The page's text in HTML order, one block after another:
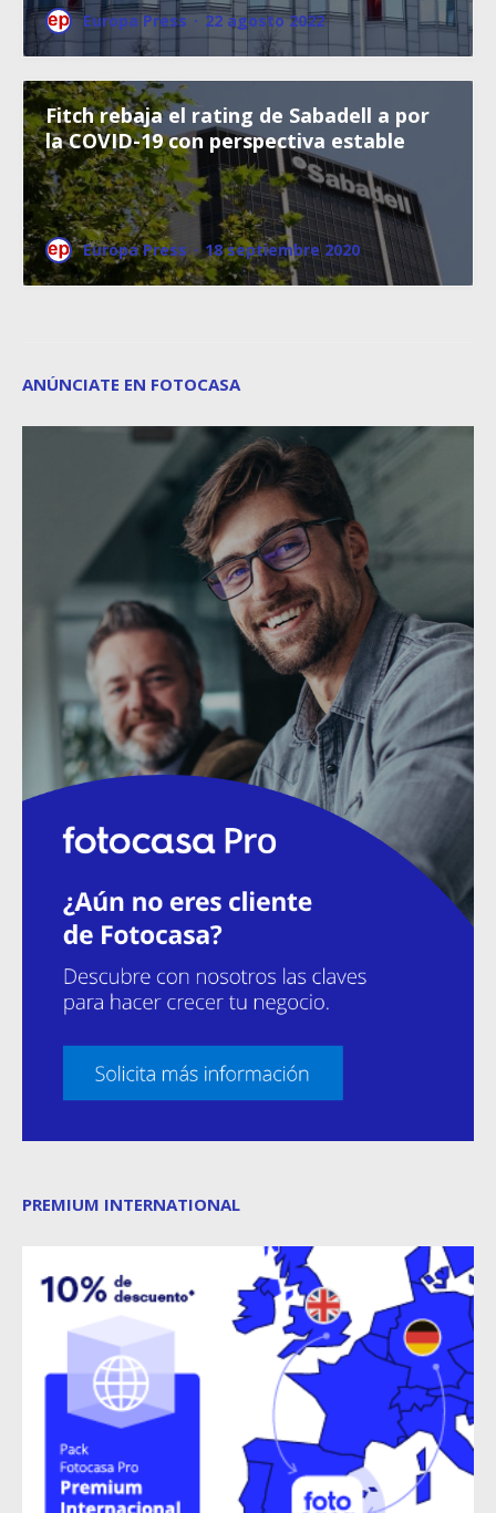
Europa Press · 22 agosto 2022
Fitch rebaja el rating de Sabadell a por
la COVID-19 con perspectiva estable
Europa Press · 18 septiembre 2020
ANÚNCIATE EN FOTOCASA
PREMIUM INTERNATIONAL